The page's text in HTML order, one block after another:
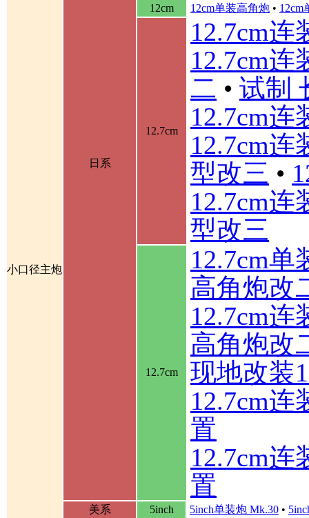
小口径主炮
日系
12cm 12cm单装高角炮 • 12cm
12.7cm
12.7cm连
12.7cm连
二 • 试制
12.7cm连
12.7cm连
型改三 •
12.7cm连
型改三
12.7cm
12.7cm
高角炮改
12.7cm
高角炮改
现地改装
12.7cm
置
12.7cm
置
美系 5inch 5inch单装炮 Mk.30 •